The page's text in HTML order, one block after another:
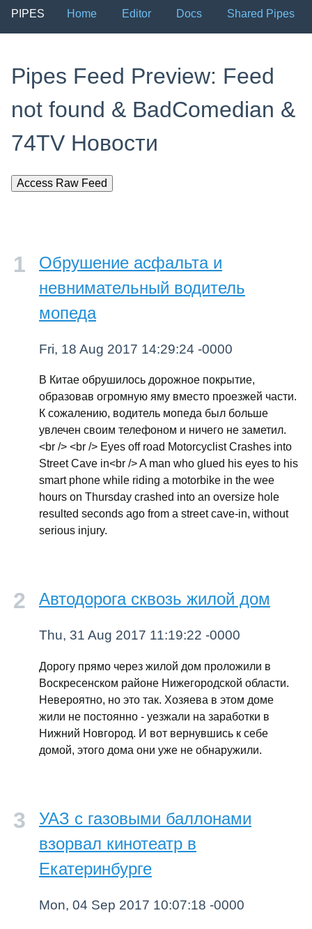
PIPES Home Editor Docs Shared Pipes
Pipes Feed Preview: Feed
not found & BadComedian &
74TV Новости
Access Raw Feed
Обрушение асфальта и
невнимательный водитель
мопеда
Fri, 18 Aug 2017 14:29:24 -0000
В Китае обрушилось дорожное покрытие,
образовав огромную яму вместо проезжей части.
К сожалению, водитель мопеда был больше
увлечен своим телефоном и ничего не заметил.
<br /> <br /> Eyes off road Motorcyclist Crashes into
Street Cave in<br /> A man who glued his eyes to his
smart phone while riding a motorbike in the wee
hours on Thursday crashed into an oversize hole
resulted seconds ago from a street cave-in, without
serious injury.
Автодорога сквозь жилой дом
Thu, 31 Aug 2017 11:19:22 -0000
Дорогу прямо через жилой дом проложили в
Воскресенском районе Нижегородской области.
Невероятно, но это так. Хозяева в этом доме
жили не постоянно - уезжали на заработки в
Нижний Новгород. И вот вернувшись к себе
домой, этого дома они уже не обнаружили.
УАЗ с газовыми баллонами
взорвал кинотеатр в
Екатеринбурге
Mon, 04 Sep 2017 10:07:18 -0000